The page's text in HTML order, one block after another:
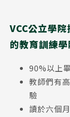
VCC公立學
的教育訓練學
90%以上
教師們有
驗
讀於六個